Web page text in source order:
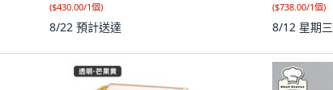
($430.00/1個)
8/22 預計送達
($738.00/1個)
8/12 星期三